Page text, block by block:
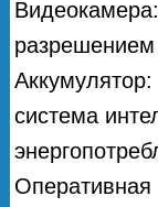
разрешением
система